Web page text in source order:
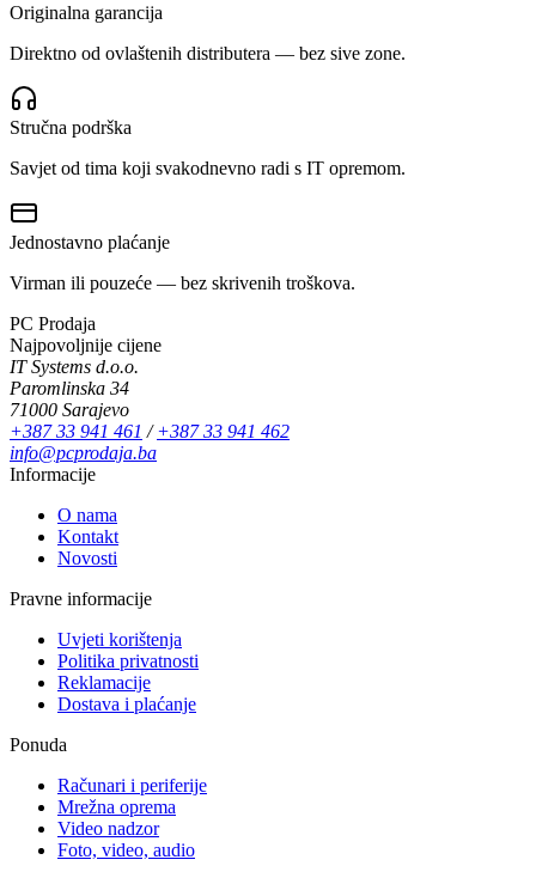
Originalna garancija
Direktno od ovlaštenih distributera — bez sive zone.
Stručna podrška
Savjet od tima koji svakodnevno radi s IT opremom.
Jednostavno plaćanje
Virman ili pouzeće — bez skrivenih troškova.
PC Prodaja
Najpovoljnije cijene
IT Systems d.o.o.
Paromlinska 34
71000 Sarajevo
+387 33 941 461 /+387 33 941 462
info@pcprodaja.ba
Informacije
O nama
Kontakt
Novosti
Pravne informacije
Uvjeti korištenja
Politika privatnosti
Reklamacije
Dostava i plaćanje
Ponuda
Računari i periferije
Mrežna oprema
Video nadzor
Foto, video, audio